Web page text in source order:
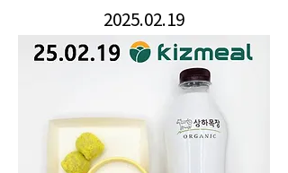
2025.02.19